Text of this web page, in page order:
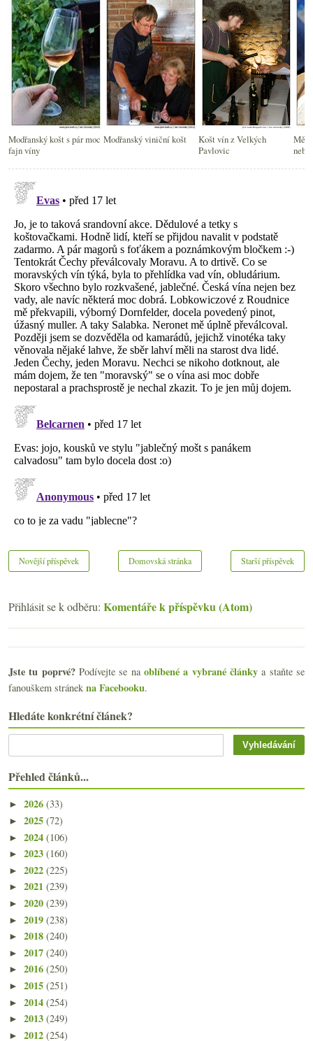
Modřanský košt s pár moc
fajn víny
Modřanský viniční košt
Košt vín z Velkých
Pavlovic
Novější příspěvek Starší příspěvek
Domovská stránka
Přihlásit se k odběru: Komentáře k příspěvku (Atom)
Jste tu poprvé?Podívejte se naoblíbené a vybrané články a staňte se
fanouškem stránek na Facebooku.
Hledáte konkrétní článek?
Přehled článků...
► 2026 (33)
► 2025 (72)
► 2024 (106)
► 2023 (160)
► 2022 (225)
► 2021 (239)
► 2020 (239)
► 2019 (238)
► 2018 (240)
► 2017 (240)
► 2016 (250)
► 2015 (251)
► 2014 (254)
► 2013 (249)
► 2012 (254)